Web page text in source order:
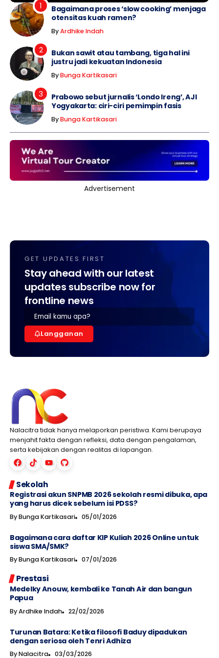
Bagaimana proses ‘slow cooking’ menjaga
otensitas kuah ramen?
ByArdhike Indah
Bukan sawit atau tambang, tiga hal ini
justru jadi kekuatan Indonesia
ByBunga Kartikasari
Prabowo sebut jurnalis ‘Londo Ireng’, AJI
Yogyakarta: ciri-ciri pemimpin fasis
ByBunga Kartikasari
Advertisement
GET UPDATES FIRST
Stay ahead with our latest
updates subscribe now for
frontline news
Langganan
Nalacitra tidak hanya melaporkan peristiwa. Kami berupaya
menjahit fakta dengan refleksi, data dengan pengalaman,
serta kebijakan dengan realitas di lapangan.
Sekolah
Registrasi akun SNPMB 2026 sekolah resmi dibuka, apa
yang harus dicek sebelum isi PDSS?
ByBunga Kartikasari 05/01/2026
Bagaimana cara daftar KIP Kuliah 2026 Online untuk
siswa SMA/SMK?
ByBunga Kartikasari 07/01/2026
Prestasi
Medelky Anouw, kembali ke Tanah Air dan bangun
Papua
ByArdhike Indah 22/02/2026
Turunan Batara: Ketika filosofi Baduy dipadukan
dengan seriosa oleh Tenri Adhiza
ByNalacitra 03/03/2026